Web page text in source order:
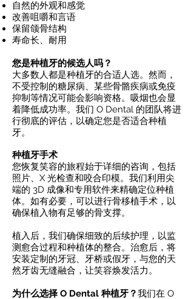
自然的外观和感觉
改善咀嚼和言语
保留颌骨结构
寿命长、耐用
您是种植牙的候选人吗？
大多数人都是种植牙的合适人选。然而，
不受控制的糖尿病、某些骨骼疾病或免疫
抑制等情况可能会影响资格。吸烟也会显
着降低成功率。我们 O Dental 的团队将进
行彻底的评估，以确定您是否适合种植
牙。
种植牙手术
您恢复笑容的旅程始于详细的咨询，包括
照片、X 光检查和咬合印模。我们利用尖
端的 3D 成像和专用软件来精确定位种植
体。如有必要，可以进行骨移植手术，以
确保植入物有足够的骨支撑。
植入后，我们确保细致的后续护理，以监
测愈合过程和种植体的整合。治愈后，将
安装定制的牙冠、牙桥或假牙，与您的天
然牙齿无缝融合，让笑容焕发活力。
为什么选择 O Dental 种植牙？我们在 O